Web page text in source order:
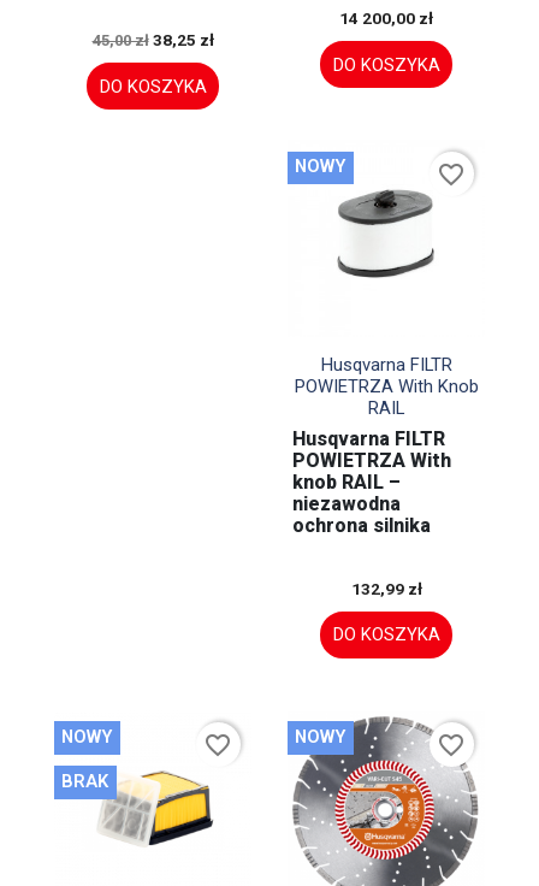
45,00 zł 38,25 zł
DO KOSZYKA
14 200,00 zł
DO KOSZYKA
Szybki podgląd
Husqvarna FILTR
POWIETRZA With Knob
RAIL
Husqvarna FILTR
POWIETRZA With
knob RAIL –
niezawodna
ochrona silnika
132,99 zł
DO KOSZYKA
NOWY favorite_border
NOWY
BRAK
favorite_border NOWY favorite_border